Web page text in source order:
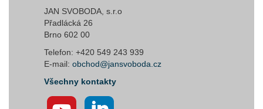
JAN SVOBODA, s.r.o
Přadlácká 26
Brno 602 00
Telefon: +420 549 243 939
E-mail: obchod@jansvoboda.cz
Všechny kontakty